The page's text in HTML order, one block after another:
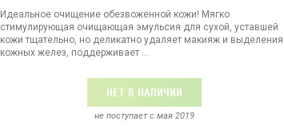
Идеальное очищение обезвоженной кожи! Мягко
стимулирующая очищающая эмульсия для сухой, уставшей
кожи тщательно, но деликатно удаляет макияж и выделения
кожных желез, поддерживает ...
НЕТ В НАЛИЧИИ
не поступает c мая 2019